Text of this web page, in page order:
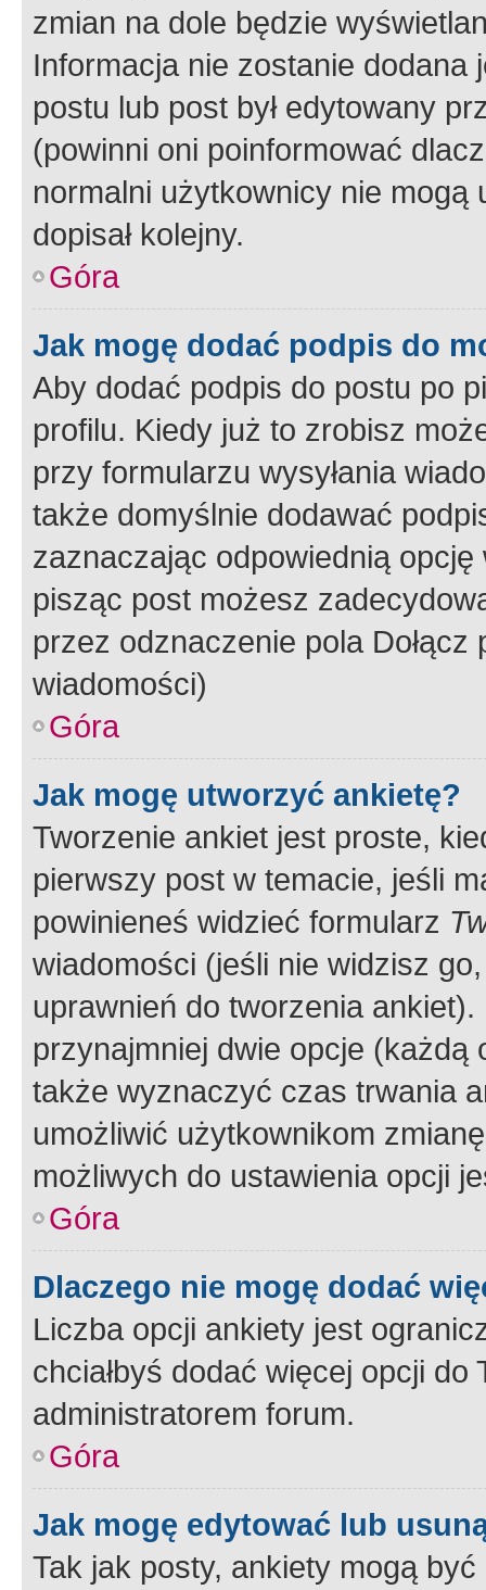
zmian na dole będzie
Informacja nie zostanie dodana
postu lub post był edytowany
(powinni oni poinformować
normalni użytkownicy nie
dopisał kolejny.
Góra
Jak mogę dodać podpis do
Aby dodać podpis do postu po
profilu. Kiedy już to zrobisz
przy formularzu wysyłania
także domyślnie dodawać
zaznaczając odpowiednią
pisząc post możesz
przez odznaczenie pola
wiadomości)
Góra
Jak mogę utworzyć ankietę?
Tworzenie ankiet jest proste,
pierwszy post w temacie, jeśli
powinieneś widzieć formularz
wiadomości (jeśli nie widzisz
uprawnień do tworzenia
przynajmniej dwie opcje
także wyznaczyć czas trwania
umożliwić użytkownikom
możliwych do ustawienia opcji
Góra
Dlaczego nie mogę dodać
Liczba opcji ankiety jest
chciałbyś dodać więcej opcji
administratorem forum.
Góra
Jak mogę edytować lub
Tak jak posty, ankiety mogą